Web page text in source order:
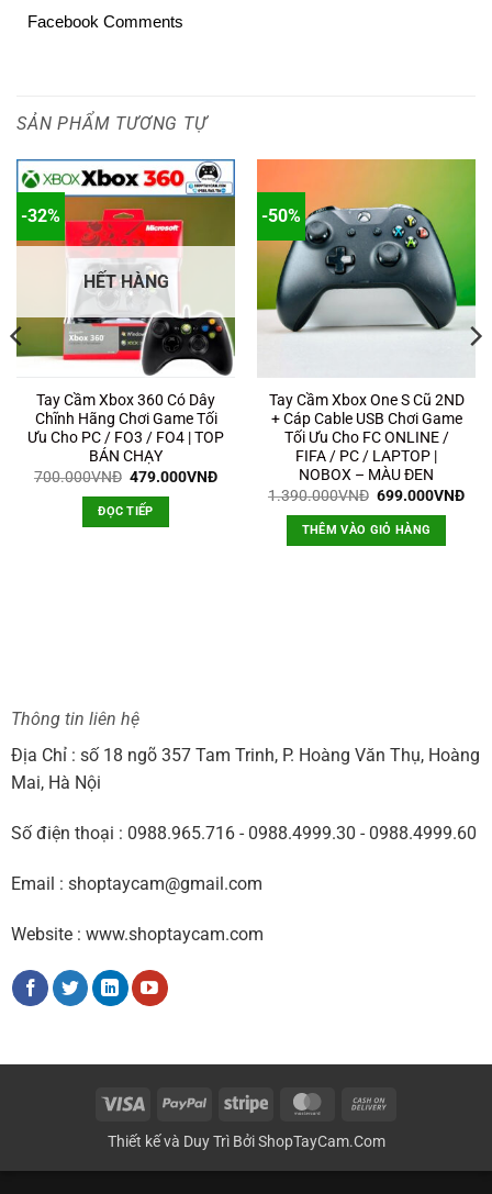
Facebook Comments
SẢN PHẨM TƯƠNG TỰ
-32%
HẾT HÀNG
Tay Cầm Xbox 360 Có Dây
Chĩnh Hãng Chơi Game Tối
Ưu Cho PC / FO3 / FO4 | TOP
BÁN CHẠY
700.000VNĐ Giá
là:
700.000VNĐ.
479.000VNĐGiá
479.000VNĐ.
ĐỌC TIẾP
-50%
Tay Cầm Xbox One S Cũ 2ND
+ Cáp Cable USB Chơi Game
Tối Ưu Cho FC ONLINE /
FIFA / PC / LAPTOP |
NOBOX – MÀU ĐEN
1.390.000VNĐ Giá
là:
1.390.000VNĐ.
699.000VNĐGiá
THÊM VÀO GIỎ HÀNG
Thông tin liên hệ
Địa Chỉ : số 18 ngõ 357 Tam Trinh, P. Hoàng Văn Thụ, Hoàng
Mai, Hà Nội
Số điện thoại : 0988.965.716 - 0988.4999.30 - 0988.4999.60
Email : shoptaycam@gmail.com
Website : www.shoptaycam.com
Visa PayPal Stripe MasterCard
Thiết kế và Duy Trì BởiShopTayCam.Com